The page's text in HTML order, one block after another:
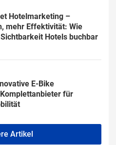
Hotelmarketing –
mehr Effektivität: Wie
Hotels buchbar
E-Bike
für
Artikel